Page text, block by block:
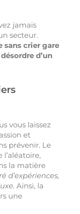
jamais
secteur.
sans crier gare
d’un
vous laissez
et
prévenir. Le
la matière
d’expériences,
Ainsi, la
une